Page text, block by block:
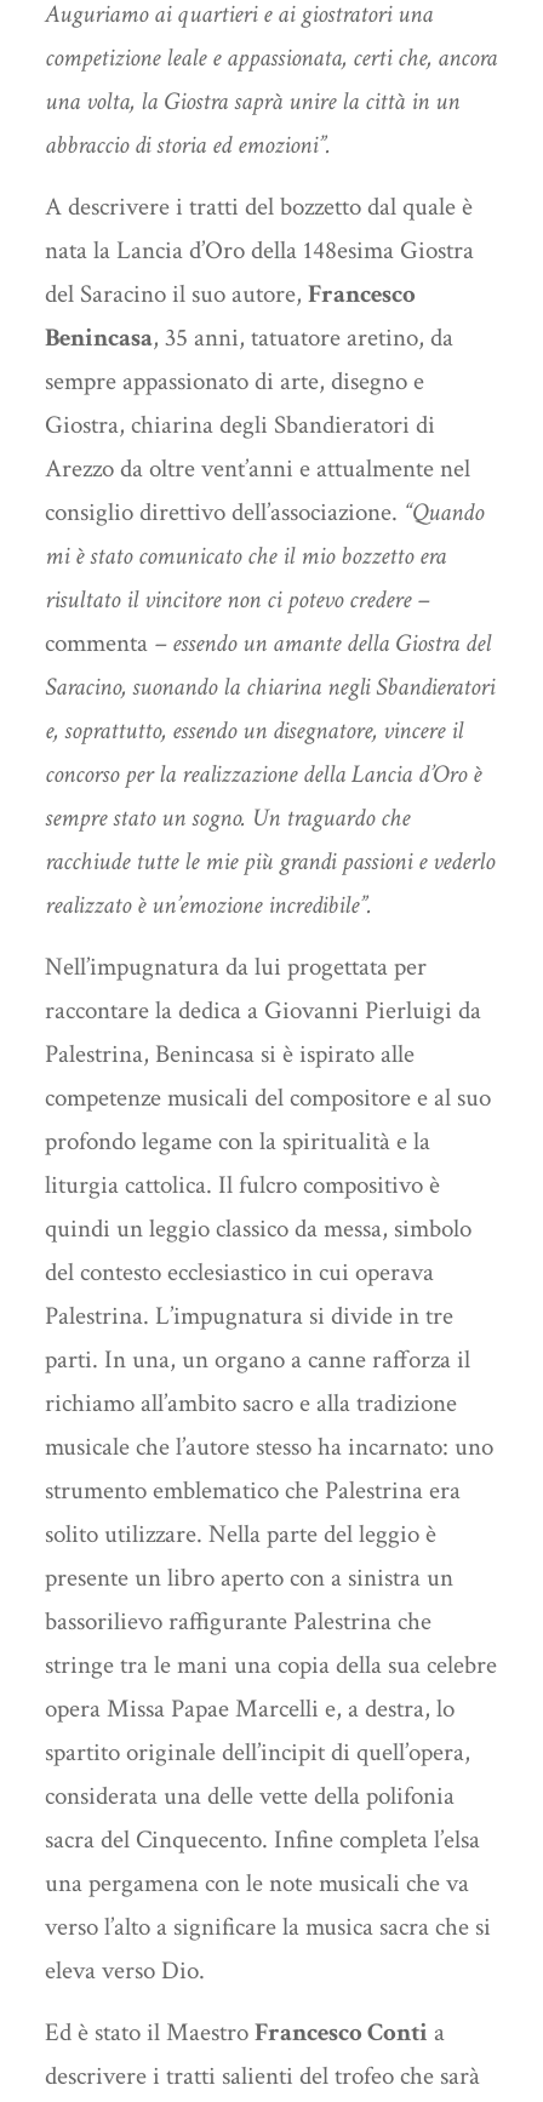
Auguriamo ai quartieri e ai giostratori una
competizione leale e appassionata, certi che, ancora
una volta, la Giostra saprà unire la città in un
abbraccio di storia ed emozioni”.
A descrivere i tratti del bozzetto dal quale è
nata la Lancia d’Oro della 148esima Giostra
del Saracino il suo autore, Francesco
Benincasa, 35 anni, tatuatore aretino, da
sempre appassionato di arte, disegno e
Giostra, chiarina degli Sbandieratori di
Arezzo da oltre vent’anni e attualmente nel
consiglio direttivo dell’associazione. “Quando
mi è stato comunicato che il mio bozzetto era
risultato il vincitore non ci potevo credere –
commenta– essendo un amante della Giostra del
Saracino, suonando la chiarina negli Sbandieratori
e, soprattutto, essendo un disegnatore, vincere il
concorso per la realizzazione della Lancia d’Oro è
sempre stato un sogno. Un traguardo che
racchiude tutte le mie più grandi passioni e vederlo
realizzato è un’emozione incredibile”.
Nell’impugnatura da lui progettata per
raccontare la dedica a Giovanni Pierluigi da
Palestrina, Benincasa si è ispirato alle
competenze musicali del compositore e al suo
profondo legame con la spiritualità e la
liturgia cattolica. Il fulcro compositivo è
quindi un leggio classico da messa, simbolo
del contesto ecclesiastico in cui operava
Palestrina. L’impugnatura si divide in tre
parti. In una, un organo a canne rafforza il
richiamo all’ambito sacro e alla tradizione
musicale che l’autore stesso ha incarnato: uno
strumento emblematico che Palestrina era
solito utilizzare. Nella parte del leggio è
presente un libro aperto con a sinistra un
bassorilievo raffigurante Palestrina che
stringe tra le mani una copia della sua celebre
opera Missa Papae Marcelli e, a destra, lo
spartito originale dell’incipit di quell’opera,
considerata una delle vette della polifonia
sacra del Cinquecento. Infine completa l’elsa
una pergamena con le note musicali che va
verso l’alto a significare la musica sacra che si
eleva verso Dio.
Ed è stato il MaestroFrancesco Conti a
descrivere i tratti salienti del trofeo che sarà